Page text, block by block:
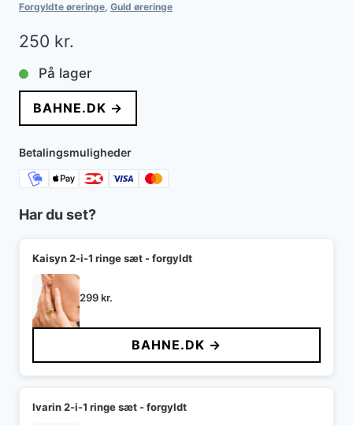
Forgyldte øreringe, Guld øreringe
250 kr.
På lager
BAHNE.DK →
Betalingsmuligheder
Har du set?
Kaisyn 2-i-1 ringe sæt - forgyldt
299kr.
BAHNE.DK →
Ivarin 2-i-1 ringe sæt - forgyldt